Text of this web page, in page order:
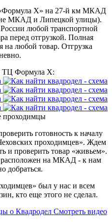
X» на 27-й км МКАД
МКАД и Липецкой улицы).
любой транспортной
перед отгрузкой. Полная
на любой товар. Отгрузка
ТЦ Формула Х:
готовность к началу
проходимцев». Ждем
и проверить товар «живьем».
на МКАД - к нам
добраться.
был у нас и всем
кто еще этого не сделал.
Смотреть видео